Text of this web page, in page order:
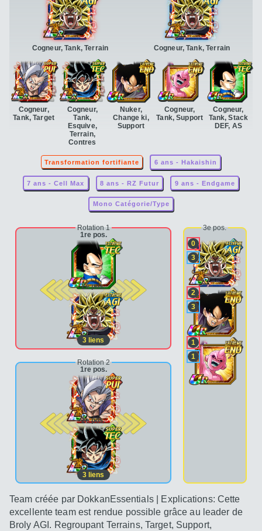
Cogneur, Tank, Terrain
Cogneur,
Tank, Target
Cogneur,
Tank,
Esquive,
Terrain,
Contres
Nuker,
Change ki,
Support
Cogneur,
Tank, Support
Cogneur,
Tank, Stack
DEF, AS
Cogneur, Tank, Terrain
Transformation fortifiante 6 ans - Hakaishin
7 ans - Cell Max 8 ans - RZ Futur 9 ans - Endgame
Mono Catégorie/Type
Rotation 1
1re pos.
2e pos.
3 liens
Rotation 2
1re pos.
2e pos.
3 liens
3e pos.
0
3
2
3
1
1
Team créée par DokkanEssentials | Explications: Cette
excellente team est rendue possible grâce au leader de
Broly AGI. Regroupant Terrains, Target, Support,